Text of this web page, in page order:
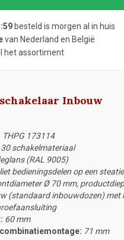
besteld is morgen al in huis
van Nederland en België
het assortiment
Inbouw
THPG 173114
schakelmateriaal
(RAL 9005)
bedieningsdelen op een
Ø 70 mm,
(standaard inbouwdozen) met
60 mm
71 mm